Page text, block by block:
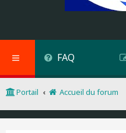
FAQ
Portail
Accueil du forum